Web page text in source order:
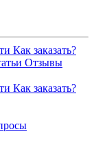
Как заказать?
Отзывы
Как заказать?